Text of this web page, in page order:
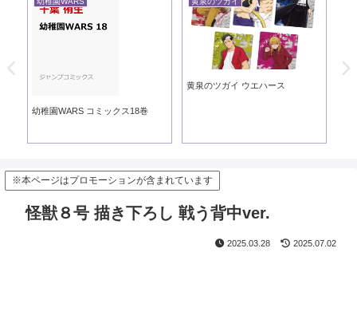
幼稚園WARS コミックス18巻
黄泉のツガイ ウエハース
※本ページはプロモーションが含まれています
怪獣８号 描き下ろし 戦う背中ver.
2025.03.28 2025.07.02